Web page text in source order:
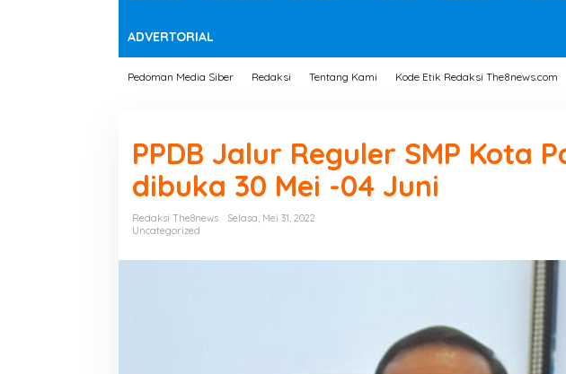
ADVERTORIAL
Pedoman Media Siber Redaksi Tentang Kami Kode Etik Redaksi The8news.com
PPDB Jalur Reguler SMP Kota
dibuka 30 Mei -04 Juni
Redaksi The8news
Selasa, Mei 31, 2022
Uncategorized